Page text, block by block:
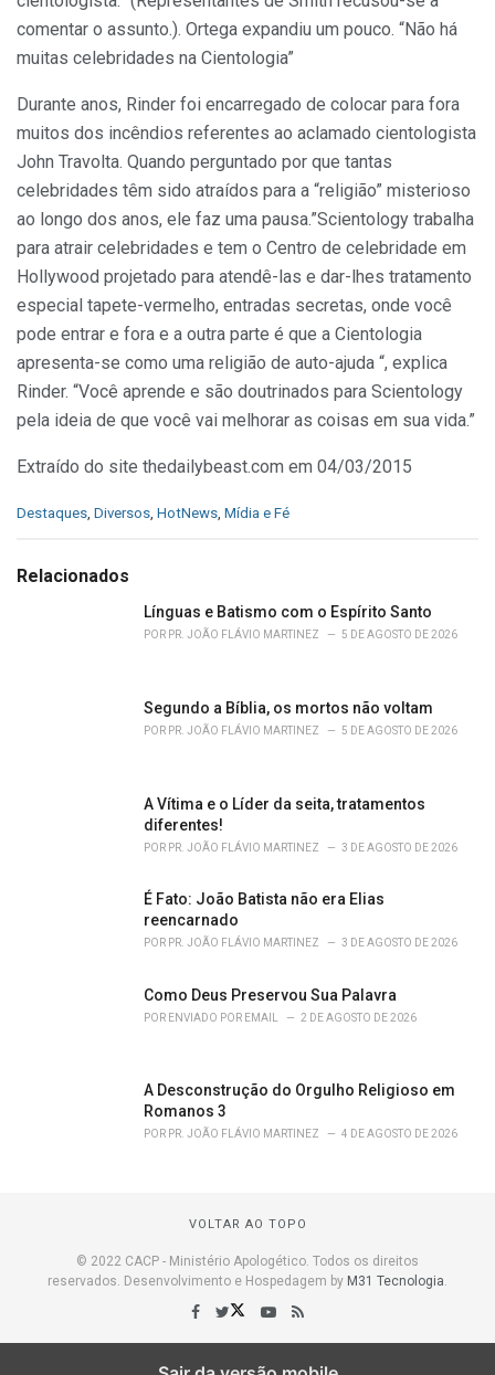
comentar o assunto.). Ortega expandiu um pouco. “Não há
muitas celebridades na Cientologia”
Durante anos, Rinder foi encarregado de colocar para fora
muitos dos incêndios referentes ao aclamado cientologista
John Travolta. Quando perguntado por que tantas
celebridades têm sido atraídos para a “religião” misterioso
ao longo dos anos, ele faz uma pausa.”Scientology trabalha
para atrair celebridades e tem o Centro de celebridade em
Hollywood projetado para atendê-las e dar-lhes tratamento
especial tapete-vermelho, entradas secretas, onde você
pode entrar e fora e a outra parte é que a Cientologia
apresenta-se como uma religião de auto-ajuda “, explica
Rinder. “Você aprende e são doutrinados para Scientology
pela ideia de que você vai melhorar as coisas em sua vida.”
Extraído do site thedailybeast.com em 04/03/2015
C
e
Destaques Diversos HotNews Mídia e Fé
Relacionados
Línguas e Batismo com o Espírito Santo
POR PR. JOÃO FLÁVIO MARTINEZ 5 DE AGOSTO DE 2026
Segundo a Bíblia, os mortos não voltam
POR PR. JOÃO FLÁVIO MARTINEZ 5 DE AGOSTO DE 2026
A Vítima e o Líder da seita, tratamentos
diferentes!
POR PR. JOÃO FLÁVIO MARTINEZ 3 DE AGOSTO DE 2026
É Fato: João Batista não era Elias
reencarnado
POR PR. JOÃO FLÁVIO MARTINEZ 3 DE AGOSTO DE 2026
Como Deus Preservou Sua Palavra
POR ENVIADO POR EMAIL 2 DE AGOSTO DE 2026
A Desconstrução do Orgulho Religioso em
Romanos 3
POR PR. JOÃO FLÁVIO MARTINEZ 4 DE AGOSTO DE 2026
VOLTAR AO TOPO
© 2022 CACP - Ministério Apologético. Todos os direitos
reservados. Desenvolvimento e Hospedagem by M31 Tecnologia.